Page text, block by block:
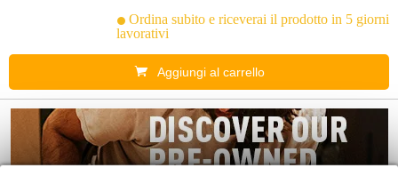
Ordina subito e riceverai il prodotto in 5 giorni
lavorativi
Aggiungi al carrello